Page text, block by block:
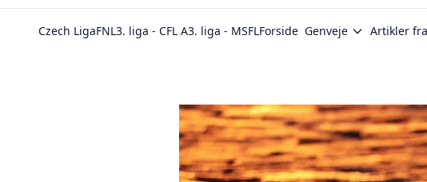
Czech LigaFNL3. liga - CFL A3. liga - MSFLForside Genveje Artikler